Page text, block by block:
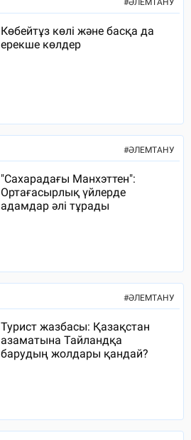
#ӘЛЕМТАНУ
Көбейтұз көлі және басқа да
ерекше көлдер
#ӘЛЕМТАНУ
"Сахарадағы Манхэттен":
Ортағасырлық үйлерде
адамдар әлі тұрады
#ӘЛЕМТАНУ
Турист жазбасы: Қазақстан
азаматына Тайландқа
барудың жолдары қандай?